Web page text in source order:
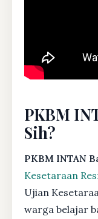
PKBM
Sih?
PKBM INTAN
Kesetaraan
Ujian
warga belajar